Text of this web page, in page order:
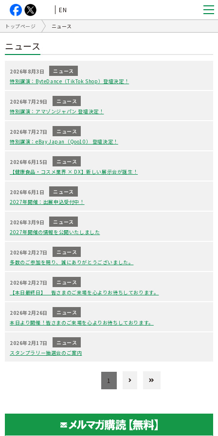
EN
トップページ ニュース
ニュース
2026年8月3日
ニュース
特別講演：ByteDance（TikTok Shop）登壇決定！
2026年7月29日
ニュース
特別講演：アマゾンジャパン 登壇決定！
2026年7月27日
ニュース
特別講演：eBay Japan（Qoo10） 登壇決定！
2026年6月15日
ニュース
【健康食品・コスメ業界 × DX】新しい展示会が誕生！
2026年6月1日
ニュース
2027年開催：出展申込受付中！
2026年3月9日
ニュース
2027年開催の情報を公開いたしました
2026年2月27日
ニュース
多数のご参加を賜り、誠にありがとうございました。
2026年2月27日
ニュース
【本日最終日】 皆さまのご来場を心よりお待ちしております。
2026年2月26日
ニュース
本日より開催！皆さまのご来場を心よりお待ちしております。
2026年2月17日
ニュース
スタンプラリー抽選会のご案内
1